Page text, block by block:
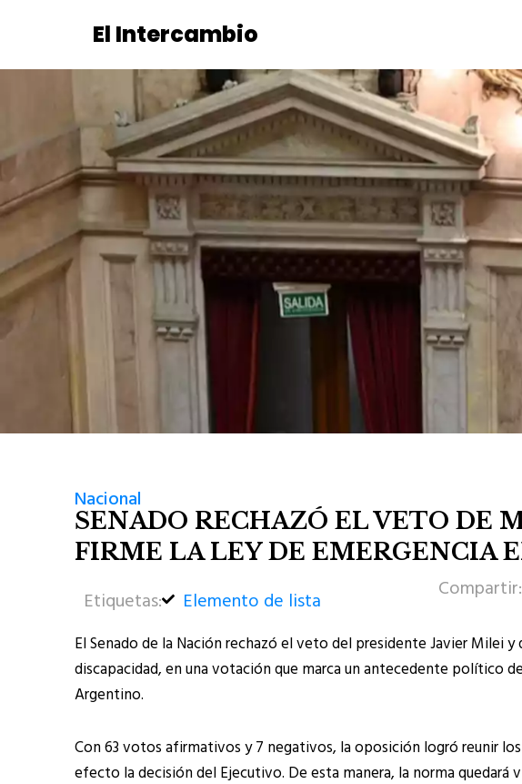
al
El Intercambio
Nacional
SENADO RECHAZÓ EL VETO DE
FIRME LA LEY DE EMERGENCIA
Etiquetas: Elemento de lista Compartir:
El Senado de la Nación rechazó el veto del presidente Javier Milei
discapacidad, en una votación que marca un antecedente político
Argentino.
Con 63 votos afirmativos y 7 negativos, la oposición logró reunir
efecto la decisión del Ejecutivo. De esta manera, la norma quedará